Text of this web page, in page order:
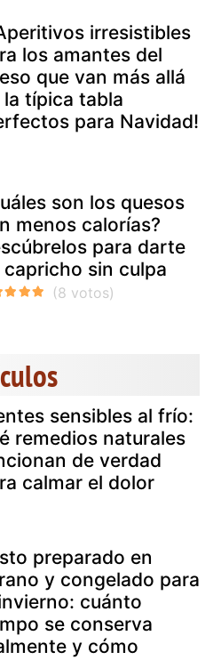
irresistibles
los amantes del
que van más allá
la típica tabla
para Navidad!
son los quesos
menos calorías?
para darte
capricho sin culpa
sensibles al frío:
remedios naturales
de verdad
calmar el dolor
preparado en
y congelado para
cuánto
se conserva
y cómo